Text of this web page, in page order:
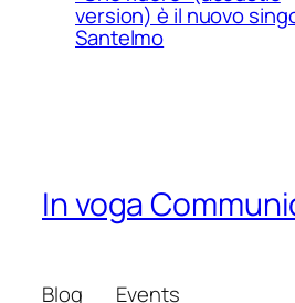
version) è il nuovo
Santelmo
In voga
Blog Events